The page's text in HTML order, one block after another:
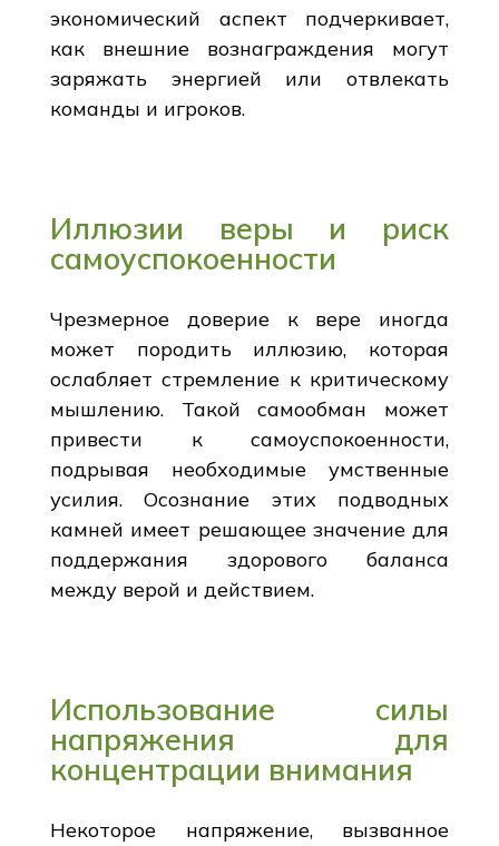
экономический аспект подчеркивает,
как внешние вознаграждения могут
заряжать энергией или отвлекать
команды и игроков.
Иллюзии веры и риск
самоуспокоенности
Чрезмерное доверие к вере иногда
может породить иллюзию, которая
ослабляет стремление к критическому
мышлению. Такой самообман может
привести к самоуспокоенности,
подрывая необходимые умственные
усилия. Осознание этих подводных
камней имеет решающее значение для
поддержания здорового баланса
между верой и действием.
Использование силы
напряжения для
концентрации внимания
Некоторое напряжение, вызванное